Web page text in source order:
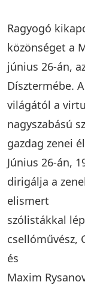
Ragyogó
közönséget a
június 26-án,
Dísztermébe.
világától a
nagyszabású
gazdag zenei
Június 26-án,
dirigálja a
elismert
szólistákkal
csellóművész,
és
Maxim